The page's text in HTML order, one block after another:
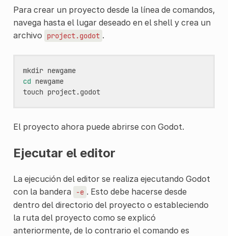
Para crear un proyecto desde la línea de comandos,
navega hasta el lugar deseado en el shell y crea un
archivo
project.godot .
mkdir
newgame
cd newgame
touch
project.godot
El proyecto ahora puede abrirse con Godot.
Ejecutar el editor
La ejecución del editor se realiza ejecutando Godot
con la bandera
-e . Esto debe hacerse desde
dentro del directorio del proyecto o estableciendo
la ruta del proyecto como se explicó
anteriormente, de lo contrario el comando es